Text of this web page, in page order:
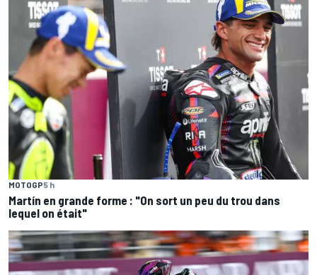
MOTOGP5 h
Martín en grande forme : "On sort un peu du trou dans
lequel on était"